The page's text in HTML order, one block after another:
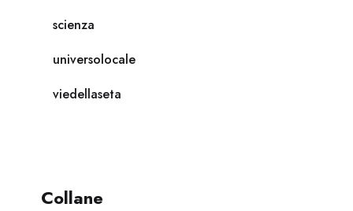
scienza
universolocale
viedellaseta
Collane